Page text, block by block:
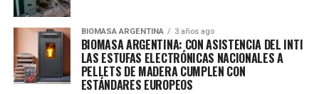
BIOMASA ARGENTINA 3 años ago
BIOMASA ARGENTINA: CON ASISTENCIA DEL INTI
LAS ESTUFAS ELECTRÓNICAS NACIONALES A
PELLETS DE MADERA CUMPLEN CON
ESTÁNDARES EUROPEOS